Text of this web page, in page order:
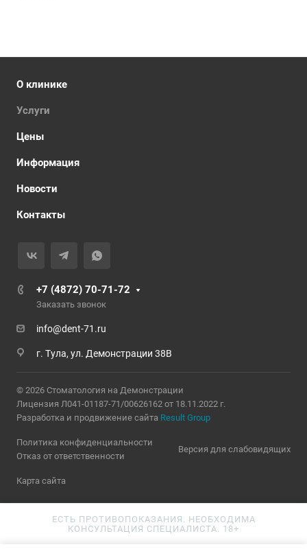
О клинике
Услуги
Цены
Информация
Новости
Контакты
+7 (4872) 70-71-72
Заказать звонок
info@dent-71.ru
г. Тула, ул. Демонстрации 38В
© 2026 Стоматология на Демонстрации
Лицензия Л041-01187-71/00626162 от 18.11.2022 г.
Разработка и продвижение сайта Result Group
Политика конфиденциальности
Отказ от ответственности
Версия для слабовидящих
Карта сайта
ЕСТЬ ПРОТИВОПОКАЗАНИЯ. НЕОБХОДИМА
КОНСУЛЬТАЦИЯ СПЕЦИАЛИСТА. 18+